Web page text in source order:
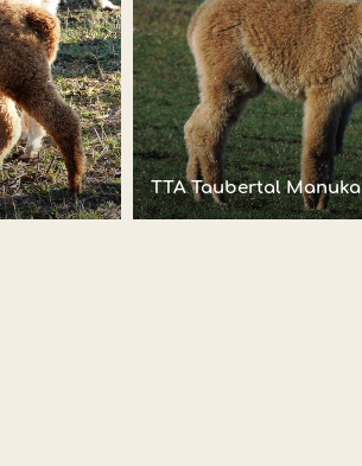
TTA Taubertal Manuka